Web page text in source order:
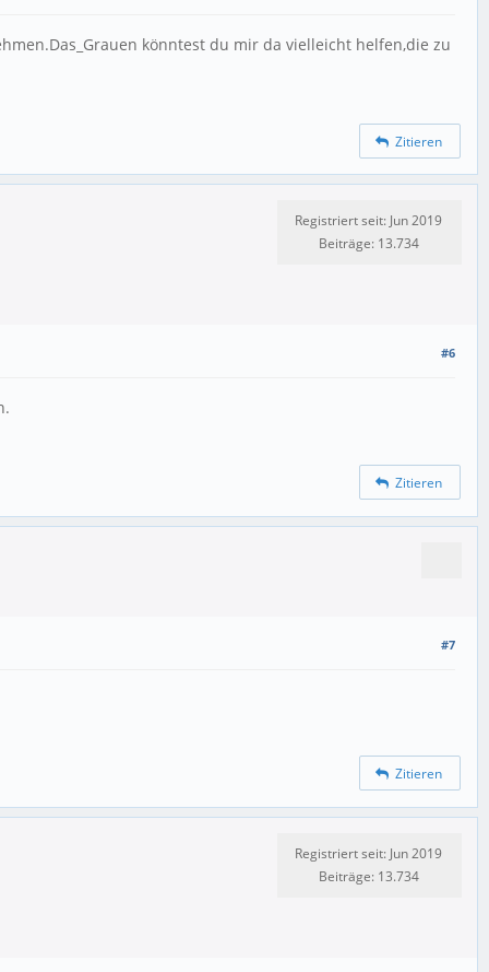
könntest du mir da vielleicht helfen,die zu
Zitieren
Registriert seit: Jun 2019
Beiträge: 13.734
#6
Zitieren
#7
Zitieren
Registriert seit: Jun 2019
Beiträge: 13.734